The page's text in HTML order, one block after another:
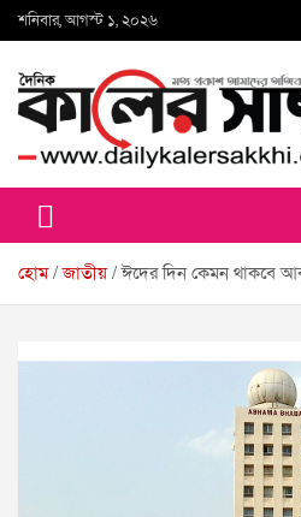
Skip
to
শনিবার, আগস্ট ১, ২০২৬
কালের সাক্ষী
হোম জাতীয় ঈদের দিন কেমন থাকবে